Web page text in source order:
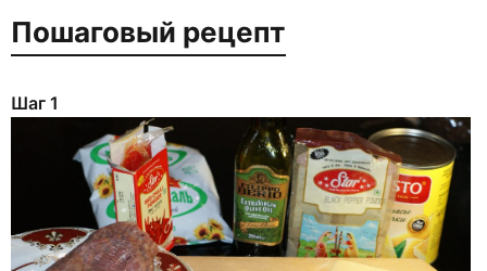
Пошаговый рецепт
Шаг 1